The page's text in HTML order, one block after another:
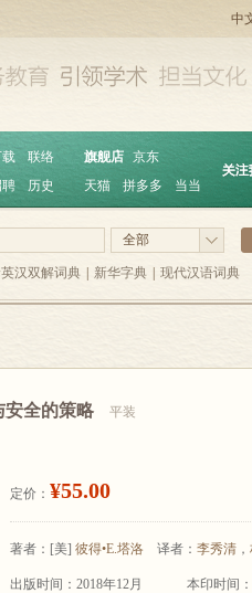
中
联络
历史
旗舰店 京东
天猫
拼多多 当当
全部
汉双解词典 新华字典 现代汉语词典
全的策略
平装
定价： ¥55.00
著者： [美] 彼得•E.塔洛 译者： 李秀清 ，
出版时间：2018年12月 本印时间